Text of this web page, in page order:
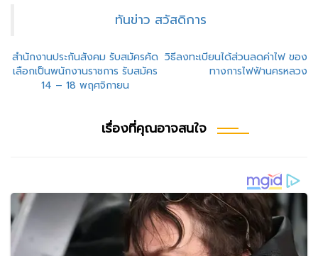
ทันข่าว สวัสดิการ
แนะแนว
เรื่อง
สำนักงานประกันสังคม รับสมัครคัด
เลือกเป็นพนักงานราชการ รับสมัคร
14 – 18 พฤศจิกายน
วิธีลงทะเบียนได้ส่วนลดค่าไฟ ของ
ทางการไฟฟ้านครหลวง
เรื่องที่คุณอาจสนใจ